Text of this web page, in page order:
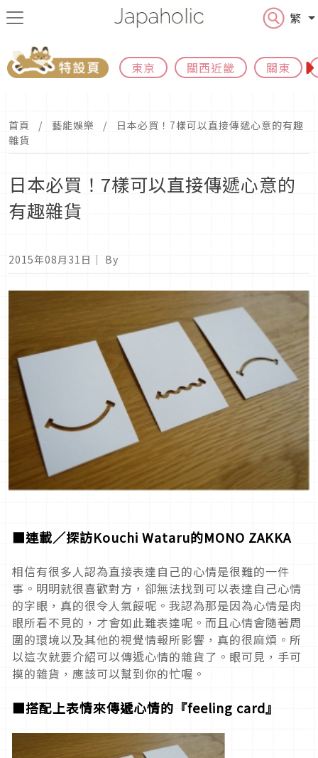
繁
東京 關西近畿 關東
首頁 藝能娛樂
日本必買！7樣可以直接傳遞心意的有趣
雜貨
日本必買！7樣可以直接傳遞心意的
有趣雜貨
2015年08月31日 ｜ By
■連載／探訪Kouchi Wataru的MONO ZAKKA
相信有很多人認為直接表達自己的心情是很難的一件
事。明明就很喜歡對方，卻無法找到可以表達自己心情
的字眼，真的很令人氣餒呢。我認為那是因為心情是肉
眼所看不見的，才會如此難表達呢。而且心情會隨著周
圍的環境以及其他的視覺情報所影響，真的很麻煩。所
以這次就要介紹可以傳遞心情的雜貨了。眼可見，手可
摸的雜貨，應該可以幫到你的忙喔。
■搭配上表情來傳遞心情的『feeling card』